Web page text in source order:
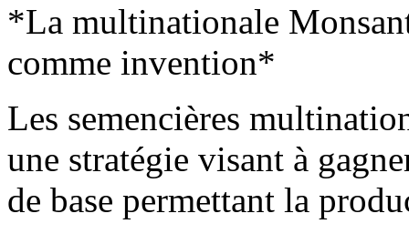
*La multinationale
comme invention*
Les semencières
une stratégie visant à
de base permettant la